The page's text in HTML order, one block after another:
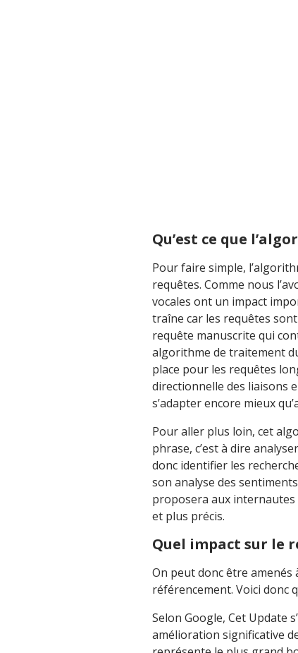
Qu’est ce que
Pour faire simple,
requêtes. Comme nous
vocales ont un impact
traîne car les requêtes sont
requête manuscrite qui
algorithme de traitement
place pour les requêtes
directionnelle des liaisons
s’adapter encore mieux
Pour aller plus loin, cet
phrase, c’est à dire
donc identifier les
son analyse des
proposera aux
et plus précis.
Quel impact sur le
On peut donc être
référencement. Voici donc
Selon Google, Cet Update
amélioration significative